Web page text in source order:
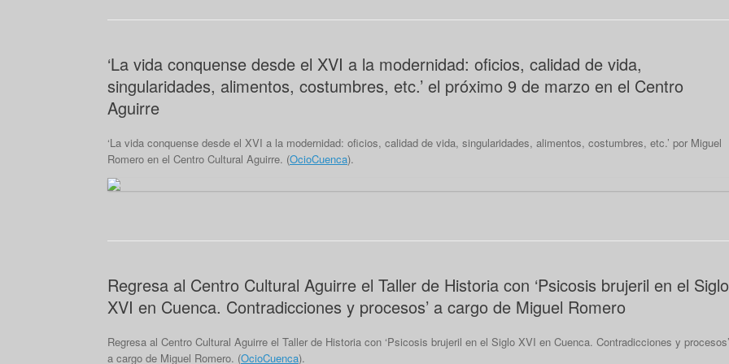
‘La vida conquense desde el XVI a la modernidad: oficios, calidad de vida,
singularidades, alimentos, costumbres, etc.’ el próximo 9 de marzo en el Centro
Aguirre
‘La vida conquense desde el XVI a la modernidad: oficios, calidad de vida, singularidades, alimentos, costumbres, etc.’ por Miguel
Romero en el Centro Cultural Aguirre. (OcioCuenca).
Regresa al Centro Cultural Aguirre el Taller de Historia con ‘Psicosis brujeril en el Siglo
XVI en Cuenca. Contradicciones y procesos’ a cargo de Miguel Romero
Regresa al Centro Cultural Aguirre el Taller de Historia con ‘Psicosis brujeril en el Siglo XVI en Cuenca. Contradicciones y procesos’
a cargo de Miguel Romero. (OcioCuenca).